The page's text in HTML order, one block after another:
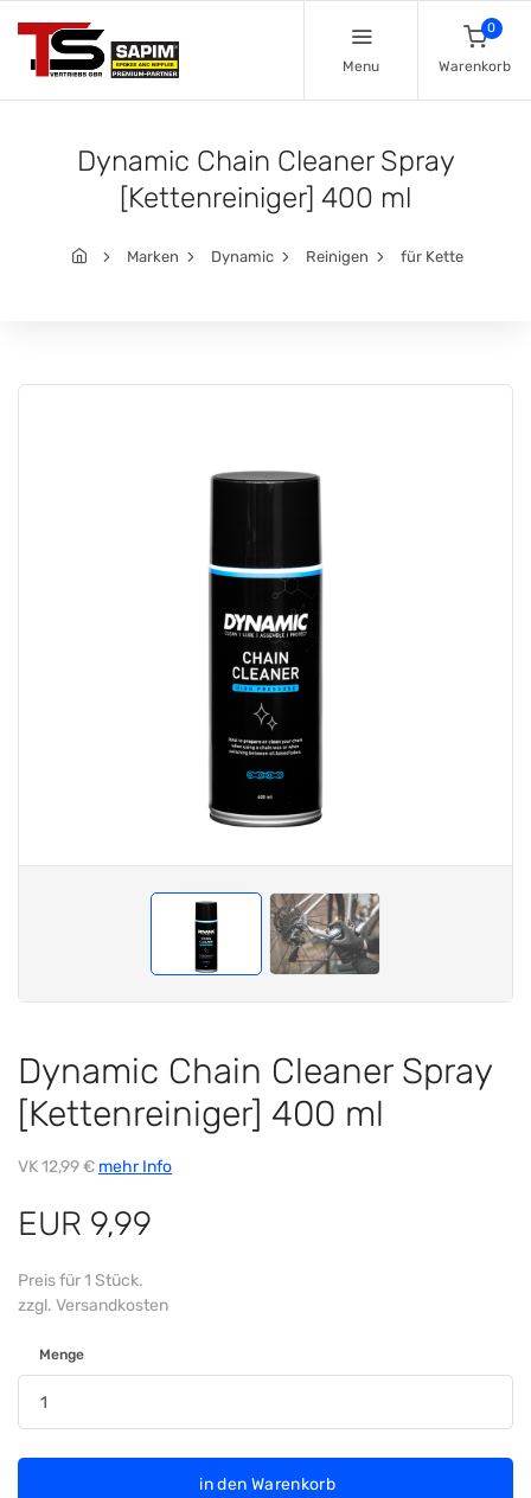
Menu
0
Warenkorb
Dynamic Chain Cleaner Spray
[Kettenreiniger] 400 ml
Marken Dynamic Reinigen für Kette
Dynamic Chain Cleaner Spray
[Kettenreiniger] 400 ml
VK 12,99 € mehr Info
EUR 9,99
Preis für 1 Stück.
zzgl. Versandkosten
Menge
in den Warenkorb